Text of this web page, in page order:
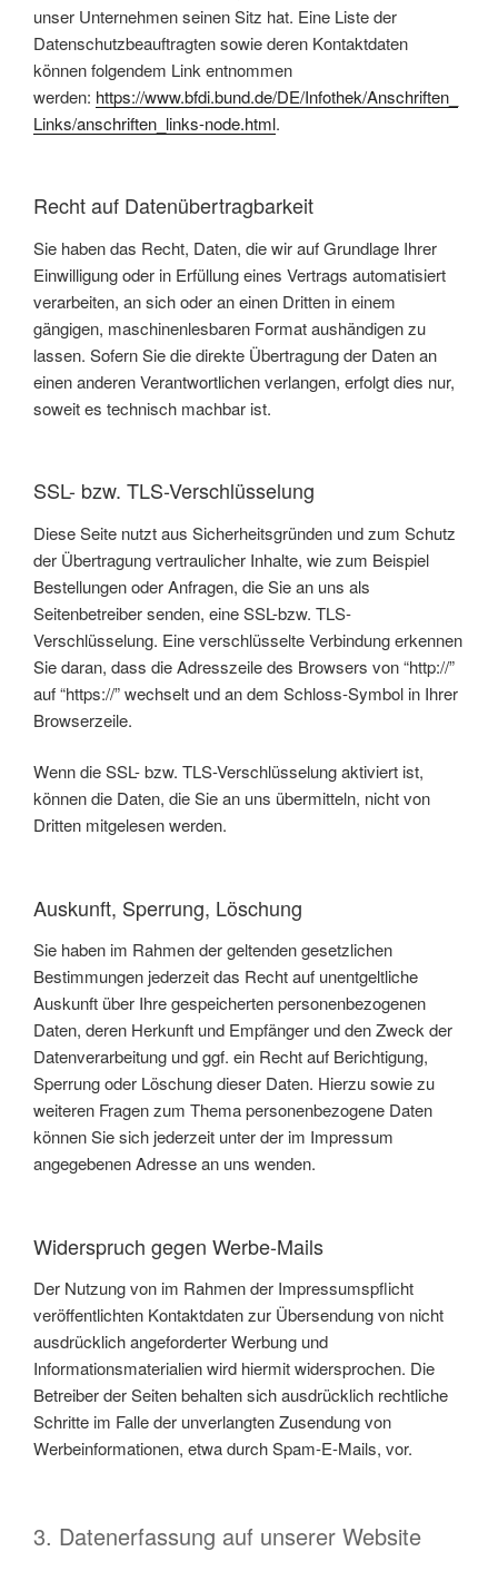
unser Unternehmen seinen Sitz hat. Eine Liste der
Datenschutzbeauftragten sowie deren Kontaktdaten
können folgendem Link entnommen
werden: https://www.bfdi.bund.de/DE/Infothek/Anschriften_
Links/anschriften_links-node.html.
Recht auf Datenübertragbarkeit
Sie haben das Recht, Daten, die wir auf Grundlage Ihrer
Einwilligung oder in Erfüllung eines Vertrags automatisiert
verarbeiten, an sich oder an einen Dritten in einem
gängigen, maschinenlesbaren Format aushändigen zu
lassen. Sofern Sie die direkte Übertragung der Daten an
einen anderen Verantwortlichen verlangen, erfolgt dies nur,
soweit es technisch machbar ist.
SSL- bzw. TLS-Verschlüsselung
Diese Seite nutzt aus Sicherheitsgründen und zum Schutz
der Übertragung vertraulicher Inhalte, wie zum Beispiel
Bestellungen oder Anfragen, die Sie an uns als
Seitenbetreiber senden, eine SSL-bzw. TLS-
Verschlüsselung. Eine verschlüsselte Verbindung erkennen
Sie daran, dass die Adresszeile des Browsers von “http://”
auf “https://” wechselt und an dem Schloss-Symbol in Ihrer
Browserzeile.
Wenn die SSL- bzw. TLS-Verschlüsselung aktiviert ist,
können die Daten, die Sie an uns übermitteln, nicht von
Dritten mitgelesen werden.
Auskunft, Sperrung, Löschung
Sie haben im Rahmen der geltenden gesetzlichen
Bestimmungen jederzeit das Recht auf unentgeltliche
Auskunft über Ihre gespeicherten personenbezogenen
Daten, deren Herkunft und Empfänger und den Zweck der
Datenverarbeitung und ggf. ein Recht auf Berichtigung,
Sperrung oder Löschung dieser Daten. Hierzu sowie zu
weiteren Fragen zum Thema personenbezogene Daten
können Sie sich jederzeit unter der im Impressum
angegebenen Adresse an uns wenden.
Widerspruch gegen Werbe-Mails
Der Nutzung von im Rahmen der Impressumspflicht
veröffentlichten Kontaktdaten zur Übersendung von nicht
ausdrücklich angeforderter Werbung und
Informationsmaterialien wird hiermit widersprochen. Die
Betreiber der Seiten behalten sich ausdrücklich rechtliche
Schritte im Falle der unverlangten Zusendung von
Werbeinformationen, etwa durch Spam-E-Mails, vor.
3. Datenerfassung auf unserer Website